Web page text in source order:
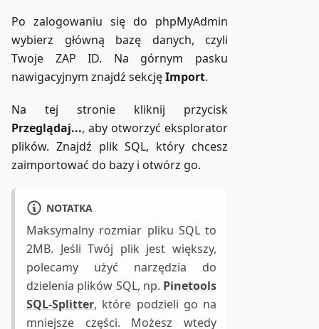
Po zalogowaniu się do phpMyAdmin
wybierz główną bazę danych, czyli
Twoje ZAP ID. Na górnym pasku
nawigacyjnym znajdź sekcjęImport.
Na tej stronie kliknij przycisk
Przeglądaj..., aby otworzyć eksplorator
plików. Znajdź plik SQL, który chcesz
zaimportować do bazy i otwórz go.
NOTATKA
Maksymalny rozmiar pliku SQL to
2MB. Jeśli Twój plik jest większy,
polecamy użyć narzędzia do
dzielenia plików SQL, np. Pinetools
SQL-Splitter, które podzieli go na
mniejsze części. Możesz wtedy